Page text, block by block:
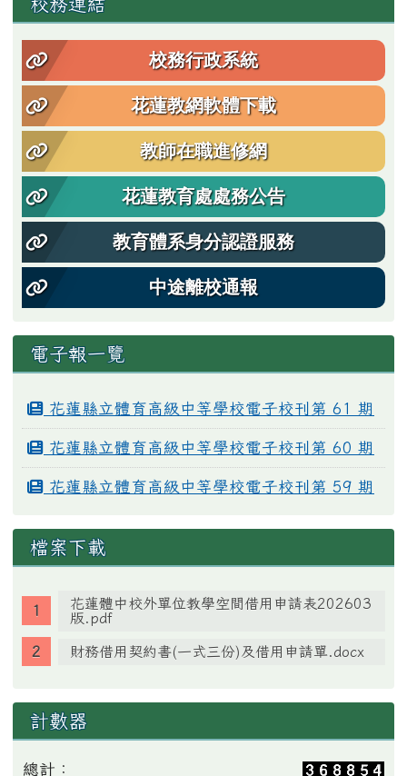
校務連結
校務行政系統
花蓮教網軟體下載
教師在職進修網
花蓮教育處處務公告
教育體系身分認證服務
中途離校通報
電子報一覽
花蓮縣立體育高級中等學校電子校刊第 61 期
花蓮縣立體育高級中等學校電子校刊第 60 期
花蓮縣立體育高級中等學校電子校刊第 59 期
檔案下載
花蓮體中校外單位教學空間借用申請表202603
版.pdf
財務借用契約書(一式三份)及借用申請單.docx
計數器
總計：